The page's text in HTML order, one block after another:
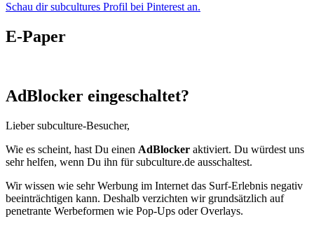
Schau dir subcultures Profil bei Pinterest an.
E-Paper
AdBlocker eingeschaltet?
Lieber subculture-Besucher,
Wie es scheint, hast Du einen AdBlocker aktiviert. Du würdest uns
sehr helfen, wenn Du ihn für subculture.de ausschaltest.
Wir wissen wie sehr Werbung im Internet das Surf-Erlebnis negativ
beeinträchtigen kann. Deshalb verzichten wir grundsätzlich auf
penetrante Werbeformen wie Pop-Ups oder Overlays.